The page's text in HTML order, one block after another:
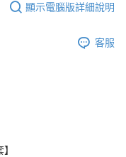
顯示電腦版詳細說明
客服